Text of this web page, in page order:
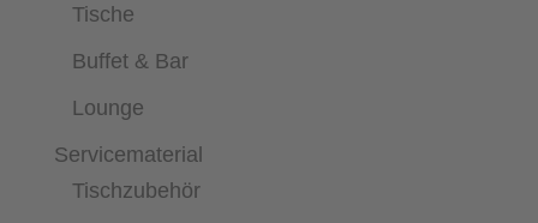
Tische
Buffet & Bar
Lounge
Servicematerial
Tischzubehör